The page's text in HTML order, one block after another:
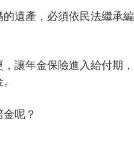
遺產，必須依民法繼承編
讓年金保險進入給付期，
呢？